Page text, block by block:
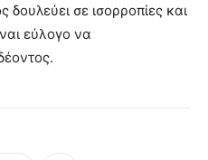
δουλεύει σε ισορροπίες και
εύλογο να